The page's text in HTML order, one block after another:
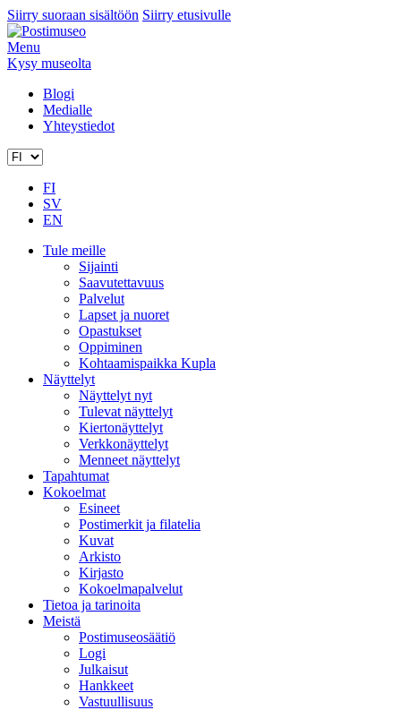
Siirry suoraan sisältöön Siirry etusivulle
Menu
Kysy museolta
Blogi
Medialle
Yhteystiedot
FI
SV
EN
Tule meille
Sijainti
Saavutettavuus
Palvelut
Lapset ja nuoret
Opastukset
Oppiminen
Kohtaamispaikka Kupla
Näyttelyt
Näyttelyt nyt
Tulevat näyttelyt
Kiertonäyttelyt
Verkkonäyttelyt
Menneet näyttelyt
Tapahtumat
Kokoelmat
Esineet
Postimerkit ja filatelia
Kuvat
Arkisto
Kirjasto
Kokoelmapalvelut
Tietoa ja tarinoita
Meistä
Postimuseosäätiö
Logi
Julkaisut
Hankkeet
Vastuullisuus